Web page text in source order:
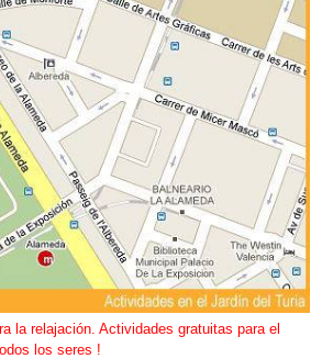
la relajación. Actividades gratuitas para el
los seres !